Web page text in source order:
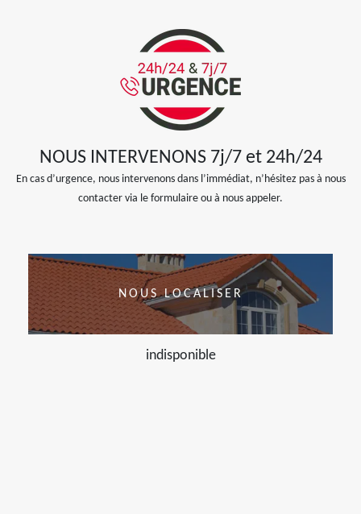
NOUS INTERVENONS 7j/7 et 24h/24
En cas d’urgence, nous intervenons dans l’immédiat, n’hésitez pas à nous
contacter via le formulaire ou à nous appeler.
NOUS LOCALISER
indisponible